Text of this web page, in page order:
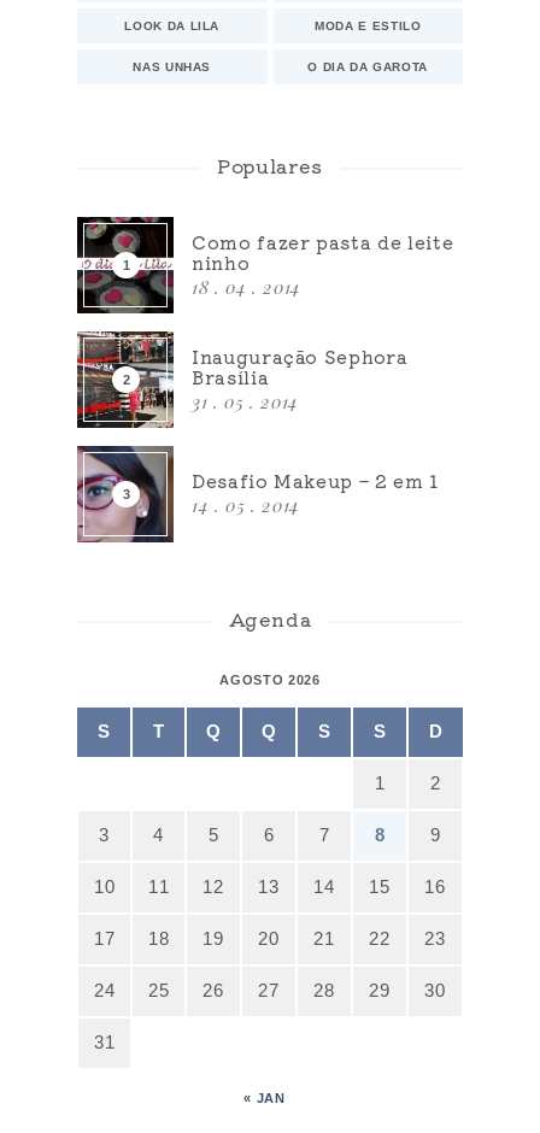
LOOK DA LILA MODA E ESTILO
NAS UNHAS O DIA DA GAROTA
Populares
Como fazer pasta de leite
ninho
18 . 04 . 2014
Inauguração Sephora
Brasília
31 . 05 . 2014
Desafio Makeup – 2 em 1
14 . 05 . 2014
Agenda
AGOSTO 2026
S T Q Q S S D
1 2
3 4 5 6 7 8 9
10 11 12 13 14 15 16
17 18 19 20 21 22 23
24 25 26 27 28 29 30
31
« JAN